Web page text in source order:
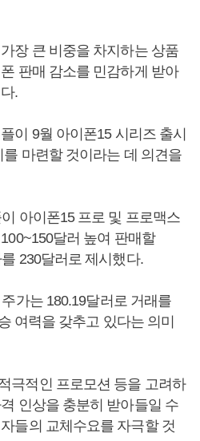
장 큰 비중을 차지하는 상품
판매 감소를 민감하게 받아
.
이 9월 아이폰15 시리즈 출시
마련할 것이라는 데 의견을
아이폰15 프로 및 프로맥스
달러 높여 판매할
230달러로 제시했다.
가는 180.19달러로 거래를
여력을 갖추고 있다는 의미
극적인 프로모션 등을 고려하
인상을 충분히 받아들일 수
들의 교체수요를 자극할 것